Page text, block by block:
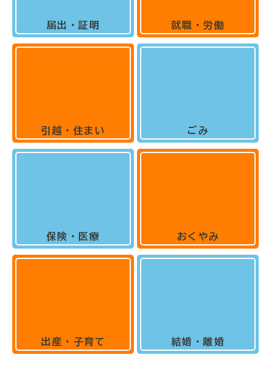
届出・証明
引越・住まい
保険・医療
出産・子育て
就職・労働
ごみ
おくやみ
結婚・離婚